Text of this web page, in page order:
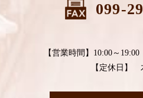
099-
【営業時間】10:00～
【定休日】